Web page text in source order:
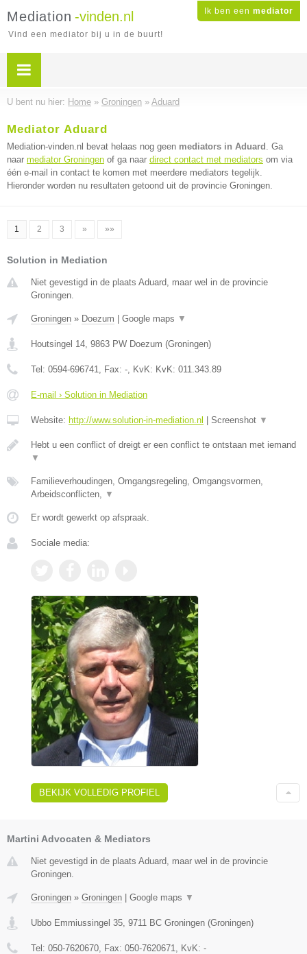
Ik ben een mediator
Mediation -vinden.nl
Vind een mediator bij u in de buurt!
U bent nu hier: Home » Groningen » Aduard
Mediator Aduard
Mediation-vinden.nl bevat helaas nog geen mediators in Aduard . Ga
naar mediator Groningen of ga naar direct contact met mediators om via
één e-mail in contact te komen met meerdere mediators tegelijk.
Hieronder worden nu resultaten getoond uit de provincie Groningen.
1 2 3 » »»
Solution in Mediation
Niet gevestigd in de plaats Aduard, maar wel in de provincie
Groningen.
Groningen » Doezum Google maps ▼
Houtsingel 14, 9863 PW Doezum (Groningen)
Tel: 0594-696741, Fax: -, KvK: KvK: 011.343.89
E-mail › Solution in Mediation
Website: http://www.solution-in-mediation.nl Screenshot ▼
Hebt u een conflict of dreigt er een conflict te ontstaan met iemand
▼
Familieverhoudingen, Omgangsregeling, Omgangsvormen,
Arbeidsconflicten, ▼
Er wordt gewerkt op afspraak.
Sociale media:
BEKIJK VOLLEDIG PROFIEL
Martini Advocaten & Mediators
Niet gevestigd in de plaats Aduard, maar wel in de provincie
Groningen.
Groningen » Groningen Google maps ▼
Ubbo Emmiussingel 35 9711 BC Groningen (Groningen)
Tel: 050-7620670 , Fax: 050-7620671 , KvK: -